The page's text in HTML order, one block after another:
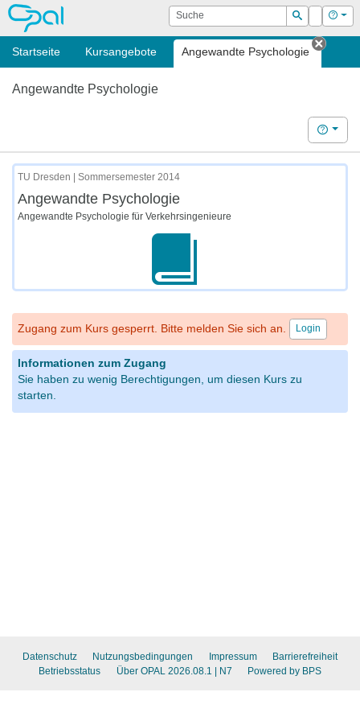
OPAL Suche
Suchen
Login Hilfe
Startseite Kursangebote Angewandte Psychologie
Tab
Angewandte Psychologie
Hilfe
TU Dresden | Sommersemester 2014
Angewandte Psychologie
Angewandte Psychologie für Verkehrsingenieure
Zugang zum Kurs gesperrt. Bitte melden Sie sich an. Login
Informationen zum Zugang
Sie haben zu wenig Berechtigungen, um diesen Kurs zu
starten.
Datenschutz Nutzungsbedingungen Impressum
Barrierefreiheit
Betriebsstatus
Über OPAL 2026.08.1 | N7 Powered by BPS